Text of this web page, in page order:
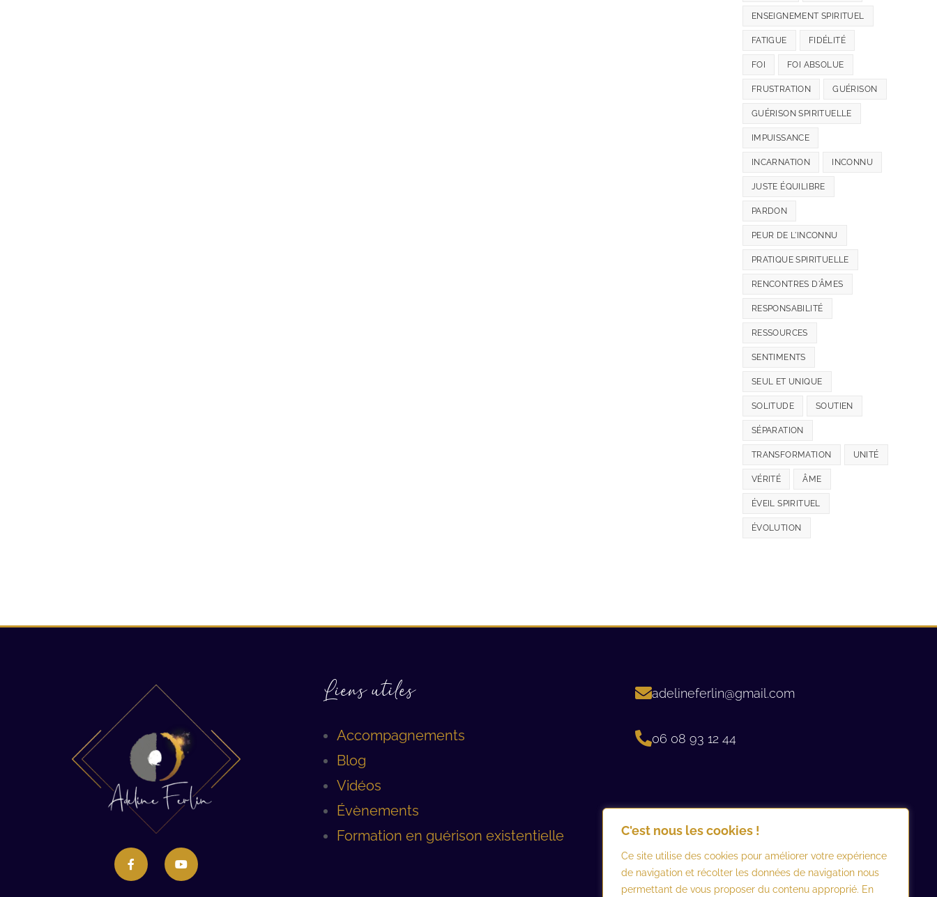
C'est nous les cookies !
Ce site utilise des cookies pour améliorer votre expérience
de navigation et récolter les données de navigation nous
permettant de vous proposer du contenu approprié. En
ENSEIGNEMENT SPIRITUEL
FATIGUE FIDÉLITÉ
FOI FOI ABSOLUE
FRUSTRATION GUÉRISON
GUÉRISON SPIRITUELLE
IMPUISSANCE
INCARNATION INCONNU
JUSTE ÉQUILIBRE
PARDON
PEUR DE L'INCONNU
PRATIQUE SPIRITUELLE
RENCONTRES D'ÂMES
RESPONSABILITÉ
RESSOURCES
SENTIMENTS
SEUL ET UNIQUE
SOLITUDE SOUTIEN
SÉPARATION
TRANSFORMATION UNITÉ
VÉRITÉ ÂME
ÉVEIL SPIRITUEL
ÉVOLUTION
Liens utiles
Accompagnements
Blog
Vidéos
Évènements
Formation en guérison existentielle
adelineferlin@gmail.com
06 08 93 12 44 ​